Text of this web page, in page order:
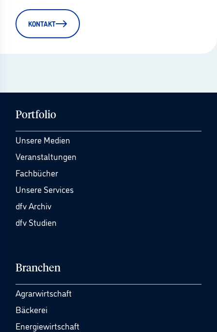
KONTAKT
Portfolio
Unsere Medien
Veranstaltungen
Fachbücher
Unsere Services
dfv Archiv
dfv Studien
Branchen
Agrarwirtschaft
Bäckerei
Energiewirtschaft